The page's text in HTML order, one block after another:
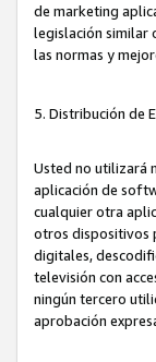
de marketing
legislación similar
las normas y
5. Distribución de
Usted no utilizará
aplicación de
cualquier otra
otros dispositivos
digitales,
televisión con
ningún tercero
aprobación